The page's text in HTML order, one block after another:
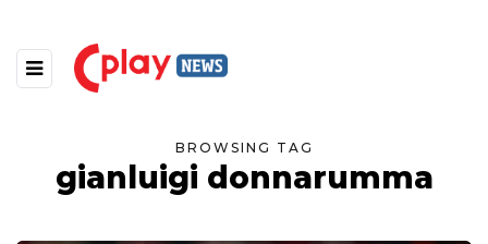
BROWSING TAG
gianluigi donnarumma